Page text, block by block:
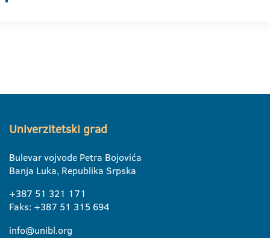
Univerzitetski grad
Bulevar vojvode Petra Bojovića
Banja Luka, Republika Srpska
+387 51 321 171
Faks: +387 51 315 694
info@unibl.org